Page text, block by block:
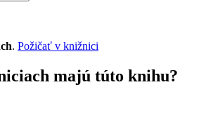
. Požičať v knižnici
majú túto knihu?